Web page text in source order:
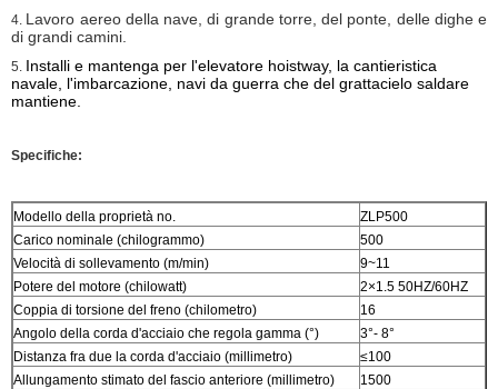
4. Lavoro aereo della nave, di grande torre, del ponte, delle dighe e
di grandi camini.
5. Installi e mantenga per l'elevatore hoistway, la cantieristica
navale, l'imbarcazione, navi da guerra che del grattacielo saldare
mantiene.
Specifiche:
Modello della proprietà no.
ZLP500
Carico nominale (chilogrammo)
500
Velocità di sollevamento (m/min)
9~11
Potere del motore (chilowatt)
2×1.5 50HZ/60HZ
Coppia di torsione del freno (chilometro)
16
Angolo della corda d'acciaio che regola gamma (°)
3°- 8°
Distanza fra due la corda d'acciaio (millimetro)
≤100
Allungamento stimato del fascio anteriore (millimetro)
1500